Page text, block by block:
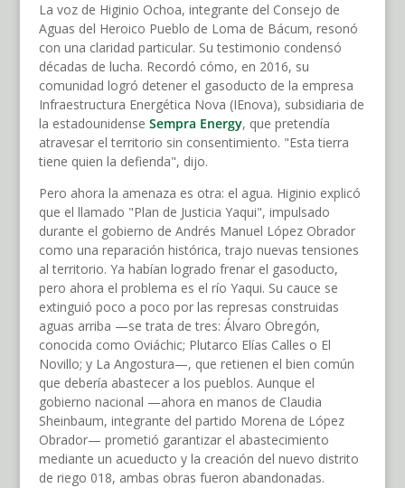
La voz de Higinio Ochoa, integrante del Consejo de
Aguas del Heroico Pueblo de Loma de Bácum, resonó
con una claridad particular. Su testimonio condensó
décadas de lucha. Recordó cómo, en 2016, su
comunidad logró detener el gasoducto de la empresa
Infraestructura Energética Nova (IEnova), subsidiaria de
la estadounidense Sempra Energy, que pretendía
atravesar el territorio sin consentimiento. "Esta tierra
tiene quien la defienda", dijo.
Pero ahora la amenaza es otra: el agua. Higinio explicó
que el llamado "Plan de Justicia Yaqui", impulsado
durante el gobierno de Andrés Manuel López Obrador
como una reparación histórica, trajo nuevas tensiones
al territorio. Ya habían logrado frenar el gasoducto,
pero ahora el problema es el río Yaqui. Su cauce se
extinguió poco a poco por las represas construidas
aguas arriba —se trata de tres: Álvaro Obregón,
conocida como Oviáchic; Plutarco Elías Calles o El
Novillo; y La Angostura—, que retienen el bien común
que debería abastecer a los pueblos. Aunque el
gobierno nacional —ahora en manos de Claudia
Sheinbaum, integrante del partido Morena de López
Obrador— prometió garantizar el abastecimiento
mediante un acueducto y la creación del nuevo distrito
de riego 018, ambas obras fueron abandonadas.